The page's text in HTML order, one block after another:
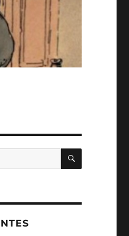
BUSCAR